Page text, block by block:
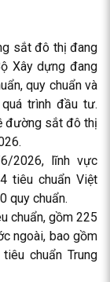
sắt đô thị đang
Xây dựng đang
quy chuẩn và
trình đầu tư.
đường sắt đô thị
2026, lĩnh vực
tiêu chuẩn Việt
quy chuẩn.
chuẩn, gồm 225
ngoài, bao gồm
chuẩn Trung